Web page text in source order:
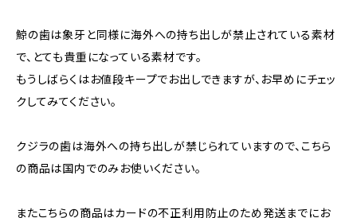
鯨の歯は象牙と同様に海外への持ち出しが禁止されている素材
で、とても貴重になっている素材です。
もうしばらくはお値段キープでお出しできますが、お早めにチェッ
クしてみてください。
クジラの歯は海外への持ち出しが禁じられていますので、こちら
の商品は国内でのみお使いください。
またこちらの商品はカードの不正利用防止のため発送までにお